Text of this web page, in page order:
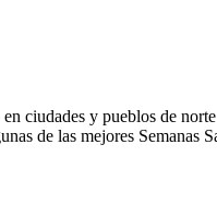
ciudades y pueblos de
de las mejores Semanas